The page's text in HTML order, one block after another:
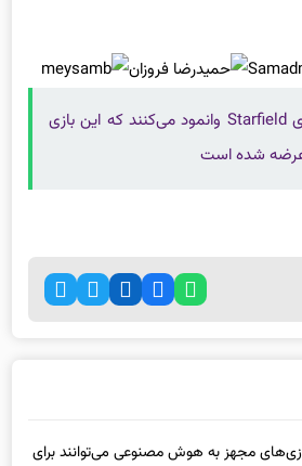
پلیرهای Starfield وانمود می‌کنند که این بازی
عرضه شده است
مجهز به هوش مصنوعی می‌توانند برای